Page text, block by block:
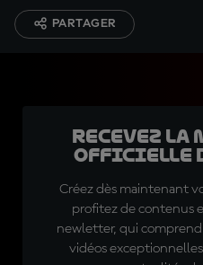
PARTAGER
Recevez
officielle
Créez dès maintenant
profitez de contenus
newletter, qui comprend
vidéos